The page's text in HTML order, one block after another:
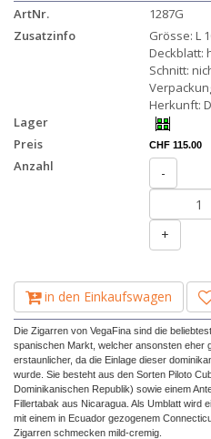
ArtNr.
1287G
Zusatzinfo
Grösse: L
Deckblatt:
Schnitt:
Herkunft:
Lager
Preis
CHF 115.00
Anzahl -
+
in den Einkaufswagen
Die Zigarren von VegaFina sind die
spanischen Markt, welcher ansonsten eher
erstaunlicher, da die Einlage dieser
wurde. Sie besteht aus den Sorten Piloto
Dominikanischen Republik) sowie einem
Fillertabak aus Nicaragua. Als Umblatt wird
mit einem in Ecuador gezogenem
Zigarren schmecken mild-cremig.